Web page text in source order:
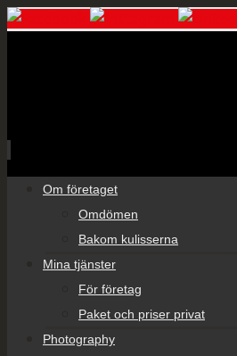
Om företaget
Omdömen
Bakom kulisserna
Mina tjänster
För företag
Paket och priser privat
Photography